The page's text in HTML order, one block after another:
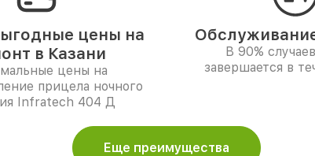
цены на
в Казани
цены на
прицела ночного
Infratech 404 Д
В 90%
завершается в
Еще преимущества